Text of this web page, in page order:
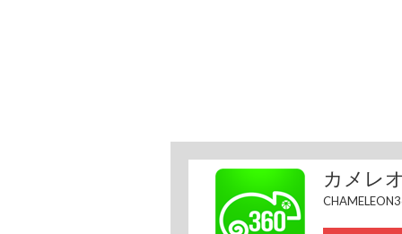
カメレ